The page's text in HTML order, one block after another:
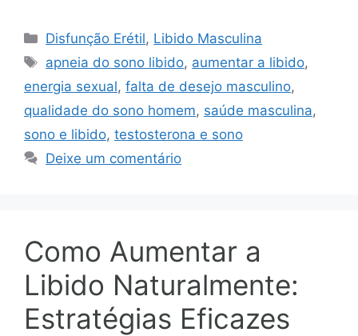
Categorias
Disfunção Erétil, Libido Masculina
Tags
apneia do sono libido, aumentar a libido,
energia sexual, falta de desejo masculino,
qualidade do sono homem, saúde masculina,
sono e libido, testosterona e sono
Deixe um comentário
Como Aumentar a
Libido Naturalmente:
Estratégias Eficazes